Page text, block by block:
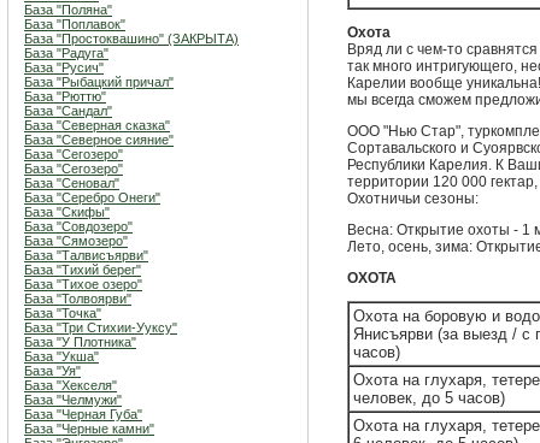
База "Поляна"
База "Поплавок"
База "Простоквашино" (ЗАКРЫТА)
База "Радуга"
База "Русич"
База "Рыбацкий причал"
База "Рюттю"
База "Сандал"
База "Северная сказка"
База "Северное сияние"
База "Сегозеро"
База "Сегозеро"
База "Сеновал"
База "Серебро Онеги"
База "Скифы"
База "Совдозеро"
База "Сямозеро"
База "Талвисъярви"
База "Тихий берег"
База "Тихое озеро"
База "Толвоярви"
База "Точка"
База "Три Стихии-Ууксу"
База "У Плотника"
База "Укша"
База "Уя"
База "Хекселя"
База "Челмужи"
База "Черная Губа"
База "Черные камни"
Охота
Вряд ли с чем-то
так много интригующего,
Карелии вообще
мы всегда сможем
ООО "Нью Стар",
Сортавальского и
Республики Карелия. К
территории 120 000
Охотничьи сезоны:
Весна: Открытие охоты - 1
Лето, осень, зима:
ОХОТА
Охота на боровую и
Янисъярви (за выезд / с
часов)
Охота на глухаря,
человек, до 5 часов)
Охота на глухаря,